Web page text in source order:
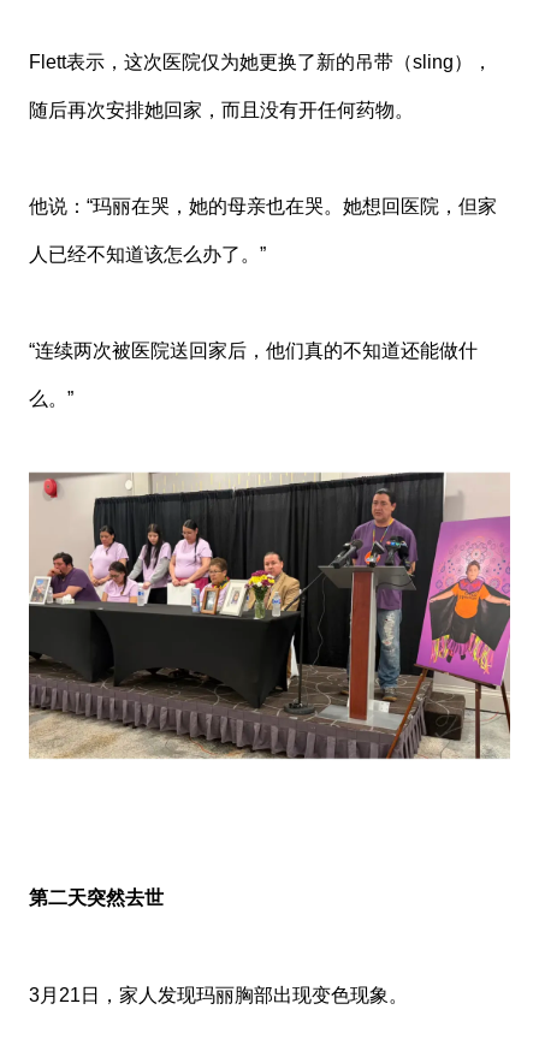
Flett表示，这次医院仅为她更换了新的吊带（sling），
随后再次安排她回家，而且没有开任何药物。
他说：“玛丽在哭，她的母亲也在哭。她想回医院，但家
人已经不知道该怎么办了。”
“连续两次被医院送回家后，他们真的不知道还能做什
么。”
第二天突然去世
3月21日，家人发现玛丽胸部出现变色现象。